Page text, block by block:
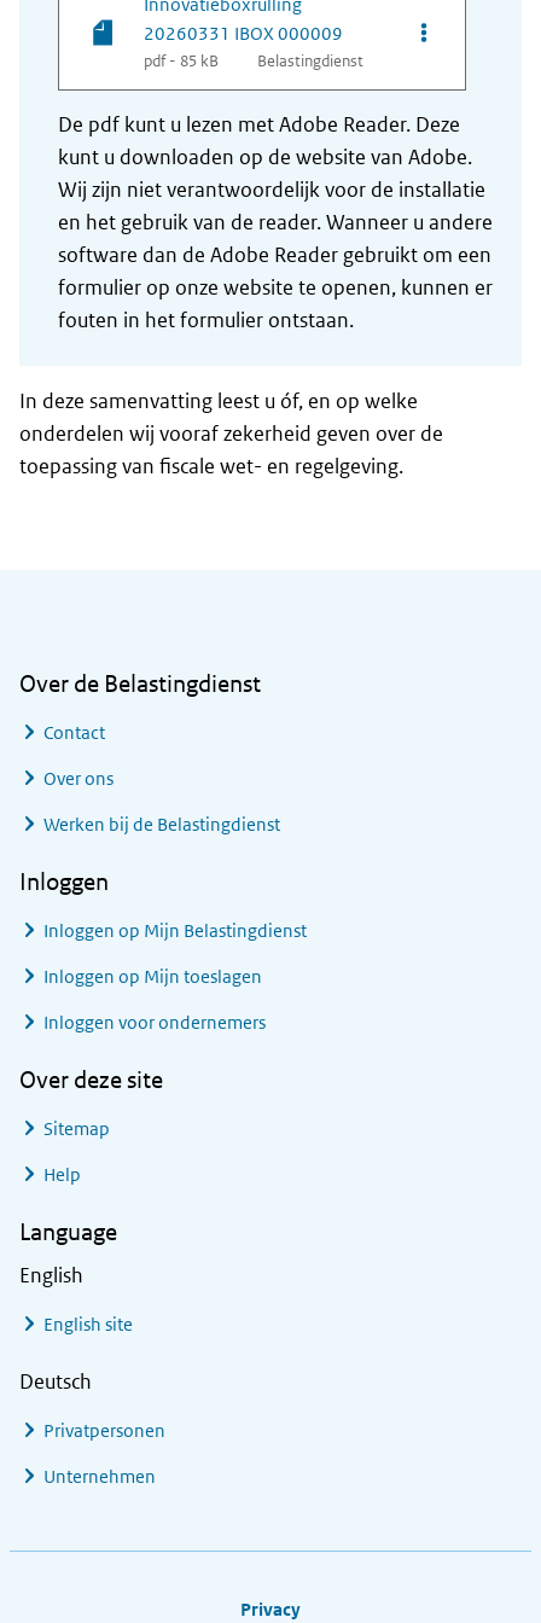
20260331 IBOX 000009
pdf - 85 kB Belastingdienst
Opties van
De pdf kunt u lezen met Adobe Reader. Deze
kunt u downloaden op de website van Adobe.
Wij zijn niet verantwoordelijk voor de installatie
en het gebruik van de reader. Wanneer u andere
software dan de Adobe Reader gebruikt om een
formulier op onze website te openen, kunnen er
fouten in het formulier ontstaan.
In deze samenvatting leest u óf, en op welke
onderdelen wij vooraf zekerheid geven over de
toepassing van fiscale wet- en regelgeving.
Over de Belastingdienst
Contact
Over ons
Werken bij de Belastingdienst
Inloggen
Inloggen op Mijn Belastingdienst
Inloggen op Mijn toeslagen
Inloggen voor ondernemers
Over deze site
Sitemap
Help
Language
English
English site
Deutsch
Privatpersonen
Unternehmen
Privacy